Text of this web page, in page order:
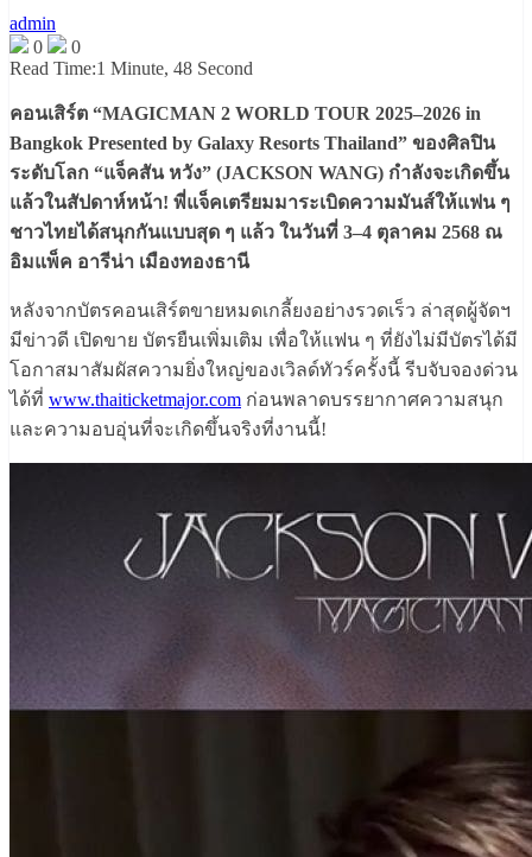
admin
0
0
Read Time:1 Minute, 48 Second
คอนเสิร์ต “MAGICMAN 2 WORLD TOUR 2025–2026 in
Bangkok Presented by Galaxy Resorts Thailand” ของศิลปิน
ระดับโลก “แจ็คสัน หวัง” (JACKSON WANG) กำลังจะเกิดขึ้น
แล้วในสัปดาห์หน้า! พี่แจ็คเตรียมมาระเบิดความมันส์ให้แฟน ๆ
ชาวไทยได้สนุกกันแบบสุด ๆ แล้ว ในวันที่ 3–4 ตุลาคม 2568 ณ
อิมแพ็ค อารีน่า เมืองทองธานี
หลังจากบัตรคอนเสิร์ตขายหมดเกลี้ยงอย่างรวดเร็ว ล่าสุดผู้จัดฯ
มีข่าวดี เปิดขาย บัตรยืนเพิ่มเติม เพื่อให้แฟน ๆ ที่ยังไม่มีบัตรได้มี
โอกาสมาสัมผัสความยิ่งใหญ่ของเวิลด์ทัวร์ครั้งนี้ รีบจับจองด่วน
ได้ที่ www.thaiticketmajor.com ก่อนพลาดบรรยากาศความสนุก
และความอบอุ่นที่จะเกิดขึ้นจริงที่งานนี้!